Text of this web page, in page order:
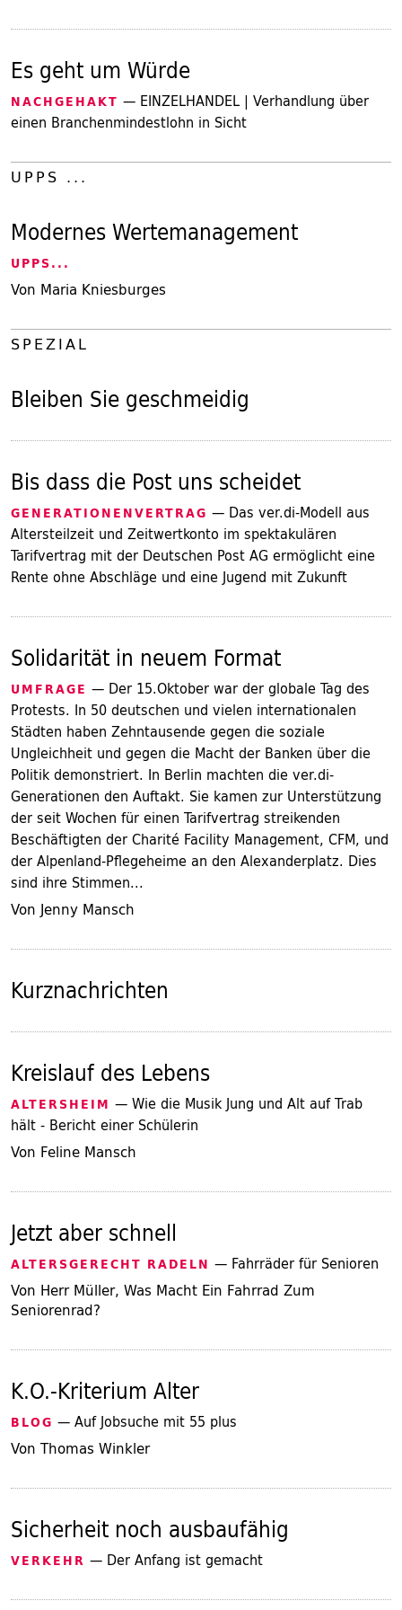
Es geht um Würde
NACHGEHAKT — EINZELHANDEL | Verhandlung über
einen Branchenmindestlohn in Sicht
UPPS ...
Modernes Wertemanagement
UPPS...
Von Maria Kniesburges
SPEZIAL
Bleiben Sie geschmeidig
Bis dass die Post uns scheidet
GENERATIONENVERTRAG — Das ver.di-Modell aus
Altersteilzeit und Zeitwertkonto im spektakulären
Tarifvertrag mit der Deutschen Post AG ermöglicht eine
Rente ohne Abschläge und eine Jugend mit Zukunft
Solidarität in neuem Format
UMFRAGE — Der 15.Oktober war der globale Tag des
Protests. In 50 deutschen und vielen internationalen
Städten haben Zehntausende gegen die soziale
Ungleichheit und gegen die Macht der Banken über die
Politik demonstriert. In Berlin machten die ver.di-
Generationen den Auftakt. Sie kamen zur Unterstützung
der seit Wochen für einen Tarifvertrag streikenden
Beschäftigten der Charité Facility Management, CFM, und
der Alpenland-Pflegeheime an den Alexanderplatz. Dies
sind ihre Stimmen...
Von Jenny Mansch
Kurznachrichten
Kreislauf des Lebens
ALTERSHEIM — Wie die Musik Jung und Alt auf Trab
hält - Bericht einer Schülerin
Von Feline Mansch
Jetzt aber schnell
ALTERSGERECHT RADELN — Fahrräder für Senioren
Von Herr Müller, Was Macht Ein Fahrrad Zum
Seniorenrad?
K.O.-Kriterium Alter
BLOG — Auf Jobsuche mit 55 plus
Von Thomas Winkler
Sicherheit noch ausbaufähig
VERKEHR — Der Anfang ist gemacht